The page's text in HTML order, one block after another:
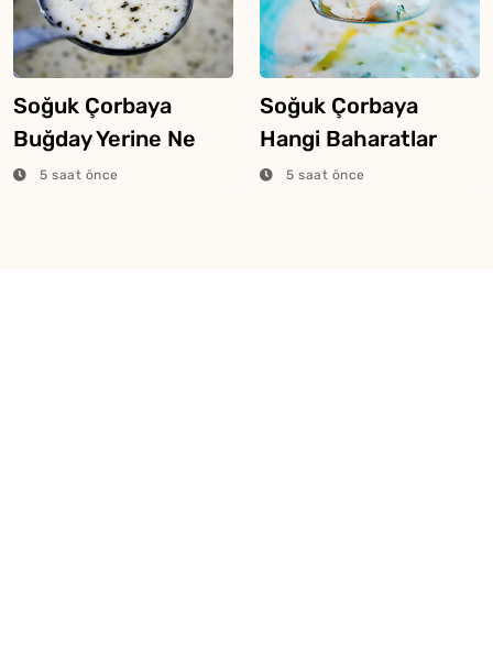
Soğuk Çorbaya
Buğday Yerine Ne
Konur?
5 saat önce
Soğuk Çorbaya
Hangi Baharatlar
Konulur?
5 saat önce